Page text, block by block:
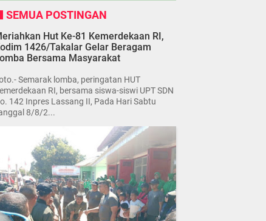
SEMUA POSTINGAN
Hut Ke-81 Kemerdekaan RI,
1426/Takalar Gelar Beragam
Bersama Masyarakat
Semarak lomba, peringatan HUT
RI, bersama siswa-siswi UPT SDN
142 Inpres Lassang II, Pada Hari Sabtu
8/8/2...